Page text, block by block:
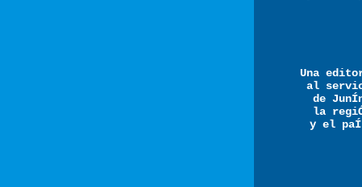
Una
al
de
la
y el